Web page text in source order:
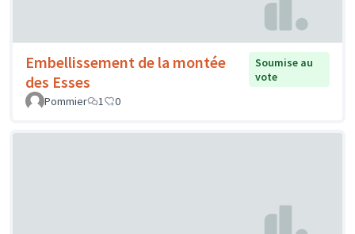
Embellissement de la montée
des Esses
Soumise au
vote
Pommier
1 0